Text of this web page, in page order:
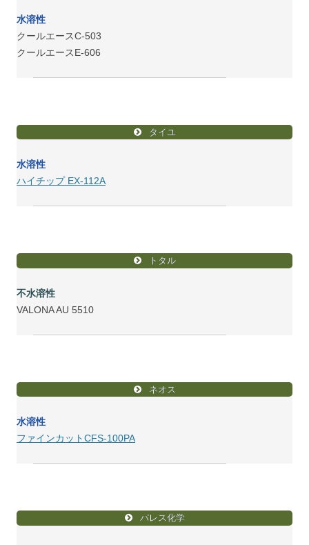
水溶性
クールエースC-503
クールエースE-606
タイユ
水溶性
ハイチップ EX-112A
トタル
不水溶性
VALONA AU 5510
ネオス
水溶性
ファインカットCFS-100PA
パレス化学